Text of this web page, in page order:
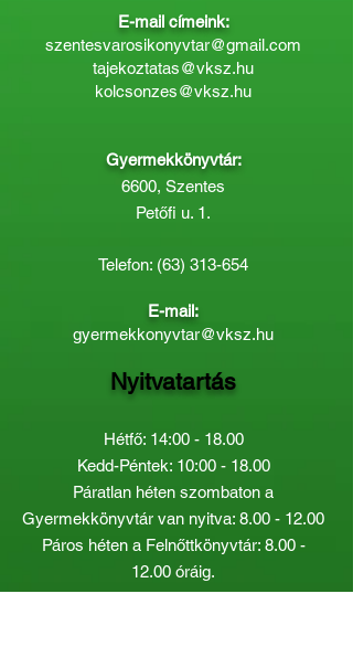
E-mail címeink:
szentesvarosikonyvtar@gmail.com
tajekoztatas@vksz.hu
kolcsonzes@vksz.hu
Gyermekkönyvtár:
6600, Szentes
Petőfi u. 1.
Telefon: (63) 313-654
E-mail:
gyermekkonyvtar@vksz.hu
Nyitvatartás
Hétfő: 14:00 - 18.00
Kedd-Péntek: 10:00 - 18.00
Páratlan héten szombaton a
Gyermekkönyvtár van nyitva: 8.00 - 12.00
Páros héten a Felnőttkönyvtár: 8.00 -
12.00 óráig.